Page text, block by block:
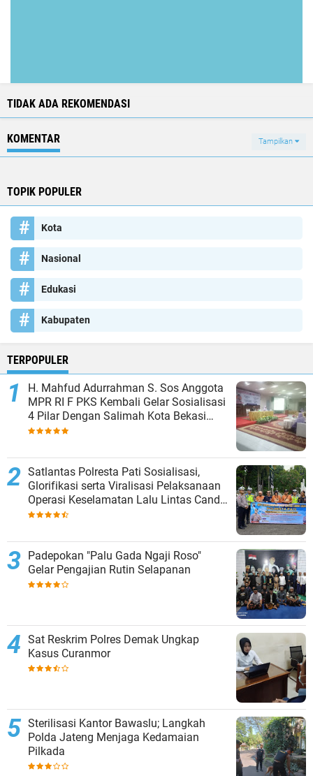
TIDAK ADA REKOMENDASI
KOMENTAR Tampilkan
TOPIK POPULER
Kota
Nasional
Edukasi
Kabupaten
TERPOPULER
H. Mahfud Adurrahman S. Sos Anggota
MPR RI F PKS Kembali Gelar Sosialisasi
4 Pilar Dengan Salimah Kota Bekasi
pada Masa Reses
Satlantas Polresta Pati Sosialisasi,
Glorifikasi serta Viralisasi Pelaksanaan
Operasi Keselamatan Lalu Lintas Candi
2024
Padepokan "Palu Gada Ngaji Roso"
Gelar Pengajian Rutin Selapanan
Sat Reskrim Polres Demak Ungkap
Kasus Curanmor
Sterilisasi Kantor Bawaslu; Langkah
Polda Jateng Menjaga Kedamaian
Pilkada